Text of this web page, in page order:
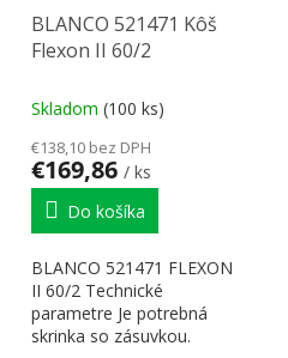
BLANCO 521471 Kôš
Flexon II 60/2
Skladom (100 ks)
€138,10 bez DPH
€169,86 / ks
Do košíka
BLANCO 521471 FLEXON
II 60/2 Technické
parametre Je potrebná
skrinka so zásuvkou.